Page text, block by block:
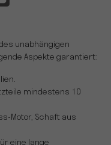
unabhängigen
Aspekte garantiert:
mindestens 10
Motor, Schaft aus
eine lange